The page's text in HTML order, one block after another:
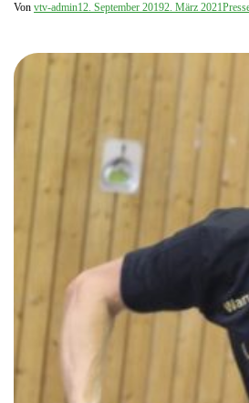
Von vtv-admin12. September 20192. März 2021